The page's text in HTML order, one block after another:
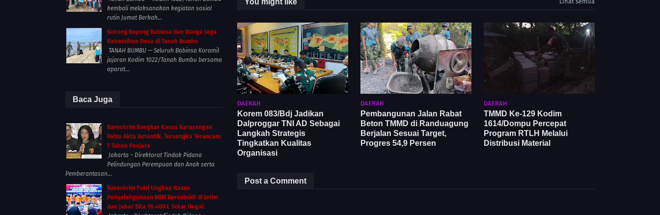
You might like
DAERAH
Korem 083/Bdj Jadikan
Dalproggar TNI AD Sebagai
Langkah Strategis
Tingkatkan Kualitas
Organisasi
DAERAH
Pembangunan Jalan Rabat
Beton TMMD di Randuagung
Berjalan Sesuai Target,
Progres 54,9 Persen
DAERAH
TMMD Ke-129 Kodim
1614/Dompu Percepat
Program RTLH Melalui
Distribusi Material
Post a Comment
kembali melaksanakan kegiatan sosial
rutin Jumat Berkah...
Gotong Royong Babinsa dan Warga Jaga
Kebersihan Desa di Tanah Bumbu
TANAH BUMBU — Seluruh Babinsa Koramil
jajaran Kodim 1022/Tanah Bumbu bersama
aparat...
Baca Juga
Bareskrim Bongkar Kasus Keterangan
Palsu Akta Autentik, Tersangka Terancam
7 Tahun Penjara
Jakarta – Direktorat Tindak Pidana
Pelindungan Perempuan dan Anak serta
Pemberantasan...
Bareskrim Polri Ungkap Kasus
Penyalahgunaan BBM Bersubsidi di Jatim
dan Jabar Sita 16.400 L Solar Ilegal